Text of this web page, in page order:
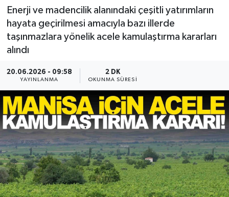
Enerji ve madencilik alanındaki çeşitli yatırımların
hayata geçirilmesi amacıyla bazı illerde
taşınmazlara yönelik acele kamulaştırma kararları
alındı
20.06.2026 - 09:58
YAYINLANMA
2 DK
OKUNMA SÜRESI
Resmi İlan
Siyaset
Yaşam
Son Dakika Haberleri
Haber Arşivi